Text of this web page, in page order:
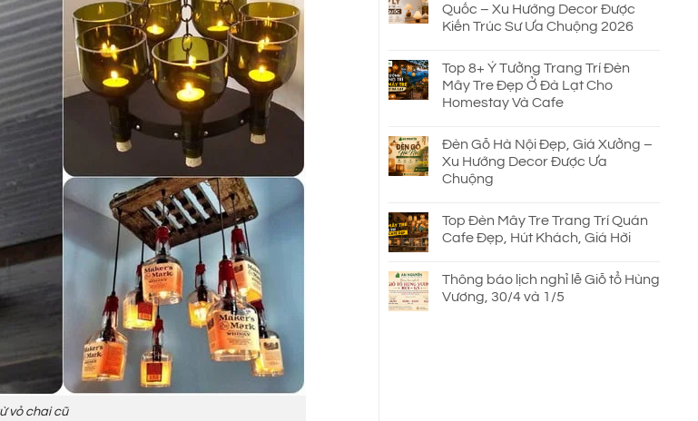
vỏ chai cũ
Quốc – Xu Hướng Decor Được
Kiến Trúc Sư Ưa Chuộng 2026
Top 8+ Ý Tưởng Trang Trí Đèn
Mây Tre Đẹp Ở Đà Lạt Cho
Homestay Và Cafe
Đèn Gỗ Hà Nội Đẹp, Giá Xưởng –
Xu Hướng Decor Được Ưa
Chuộng
Top Đèn Mây Tre Trang Trí Quán
Cafe Đẹp, Hút Khách, Giá Hời
Thông báo lịch nghỉ lễ Giỗ tổ Hùng
Vương, 30/4 và 1/5